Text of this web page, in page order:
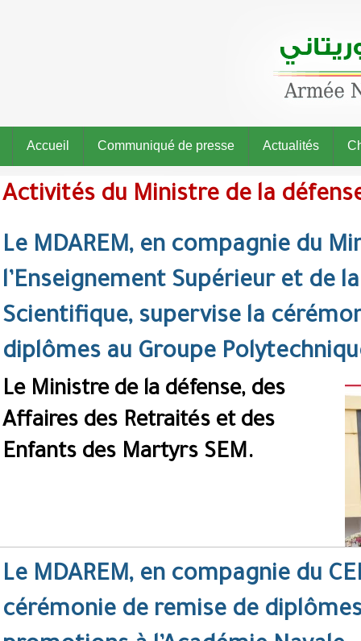
Accueil Communiqué de presse Actualités
Activités du Ministre de la
Le MDAREM, en compagnie du
l’Enseignement Supérieur et de
Scientifique, supervise la
diplômes au Groupe
Le Ministre de la défense, des
Affaires des Retraités et des
Enfants des Martyrs SEM.
Le MDAREM, en compagnie du
cérémonie de remise de